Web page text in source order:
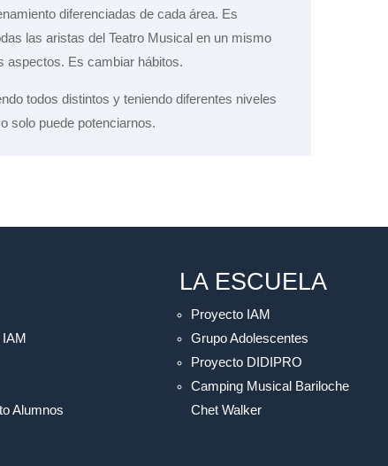
diferenciadas de cada área. Es
las aristas del Teatro Musical en un mismo
aspectos. Es cambiar hábitos.
todos distintos y teniendo diferentes niveles
solo puede potenciarnos.
Alumnos
LA ESCUELA
Proyecto IAM
Grupo Adolescentes
Proyecto DIDIPRO
Camping Musical Bariloche
Chet Walker